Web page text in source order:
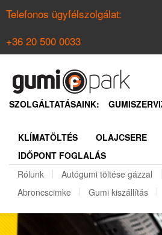
Telefonos ügyfélszolgálat:
+36 20 500 0033
NYÁRI GUMI KERESŐ
REGISZTRÁCIÓ
SZOLGÁLTATÁSAINK:
KLÍMATÖLTÉS
OLAJCSERE
IDŐPONT FOGLALÁS
Rólunk
Autógumi töltése gázzal
Abroncscimke
Gumi kiszállítás